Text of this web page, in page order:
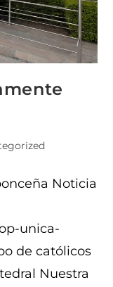
Noticia
unica-
de católicos
Nuestra